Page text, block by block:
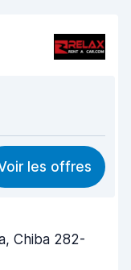
9,0
8,9
les offres
Chiba 282-